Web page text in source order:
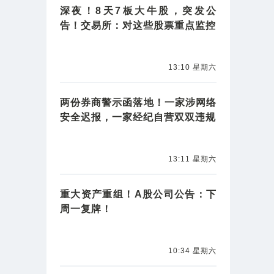
深夜！8天7板大牛股，突发公
告！交易所：对这些股票重点监控
13:10 星期六
两份券商警示函落地！一家涉网络
安全迟报，一家经纪自营双双违规
13:11 星期六
重大资产重组！A股公司公告：下
周一复牌！
10:34 星期六